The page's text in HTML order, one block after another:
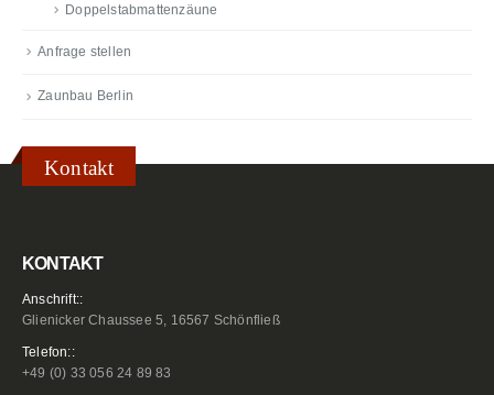
Doppelstabmattenzäune
Anfrage stellen
Zaunbau Berlin
Kontakt
KONTAKT
Anschrift::
Glienicker Chaussee 5, 16567 Schönfließ
Telefon::
+49 (0) 33 056 24 89 83